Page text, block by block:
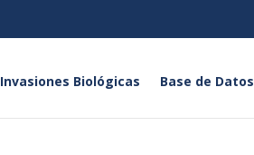
Invasiones Biológicas Base de Datos